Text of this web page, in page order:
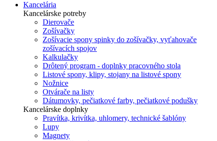
Kancelária
Kancelárske potreby
Dierovače
Zošívačky
Zošívacie spony spinky do zošívačky, vyťahovače
zošívacích spojov
Kalkulačky
Drôtený program - doplnky pracovného stola
Listové spony, klipy, stojany na listové spony
Nožnice
Otvárače na listy
Dátumovky, pečiatkové farby, pečiatkové podušky
Kancelárske doplnky
Pravítka, krivítka, uhlomery, technické šablóny
Lupy
Magnety